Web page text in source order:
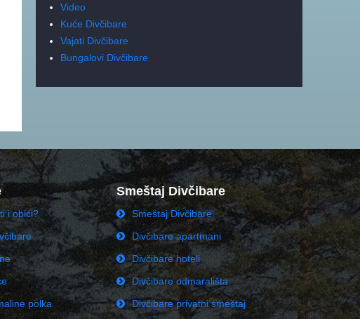
Video
Kuće Divčibare
Vajati Divčibare
Bungalovi Divčibare
i obići?
polka
Smeštaj Divčibare
Smeštaj Divčibare
Divčibare apartmani
Divčibare hoteli
Divčibare odmarališta
Divčibare privatni smeštaj